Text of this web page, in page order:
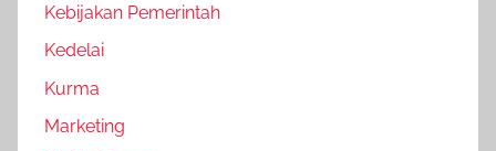
Kebijakan Pemerintah
Kedelai
Kurma
Marketing